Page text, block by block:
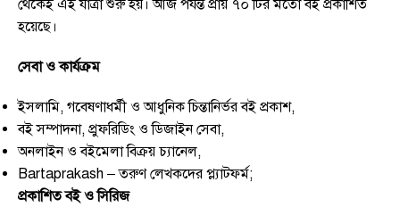
থেকেই এই যাত্রা শুরু হয়। আজ পর্যন্ত প্রায় ৭০ টির মতো বই প্রকাশিত
হয়েছে।
সেবা ও কার্যক্রম
ইসলামি, গবেষণাধর্মী ও আধুনিক চিন্তানির্ভর বই প্রকাশ,
বই সম্পাদনা, প্রুফরিডিং ও ডিজাইন সেবা,
অনলাইন ও বইমেলা বিক্রয় চ্যানেল,
Bartaprakash – তরুণ লেখকদের প্ল্যাটফর্ম;
প্রকাশিত বই ও সিরিজ